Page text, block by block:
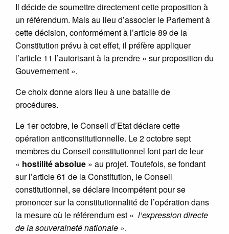
Il décide de soumettre directement cette proposition à
un référendum. Mais au lieu d’associer le Parlement à
cette décision, conformément à l’article 89 de la
Constitution prévu à cet effet, il préfère appliquer
l’article 11 l’autorisant à la prendre « sur proposition du
Gouvernement ».
Ce choix donne alors lieu à une bataille de
procédures.
Le 1er octobre, le Conseil d’Etat déclare cette
opération anticonstitutionnelle. Le 2 octobre sept
membres du Conseil constitutionnel font part de leur
« hostilité absolue » au projet. Toutefois, se fondant
sur l’article 61 de la Constitution, le Conseil
constitutionnel, se déclare incompétent pour se
prononcer sur la constitutionnalité de l’opération dans
la mesure où le référendum est « l’expression directe
de la souveraineté nationale ».